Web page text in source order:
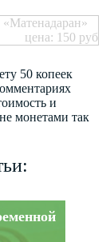
«Матенадаран»
цена: 150 руб
50 копеек
и
монетами так